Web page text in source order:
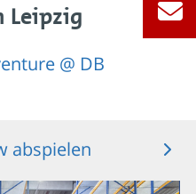
Leipzig
@ DB
abspielen